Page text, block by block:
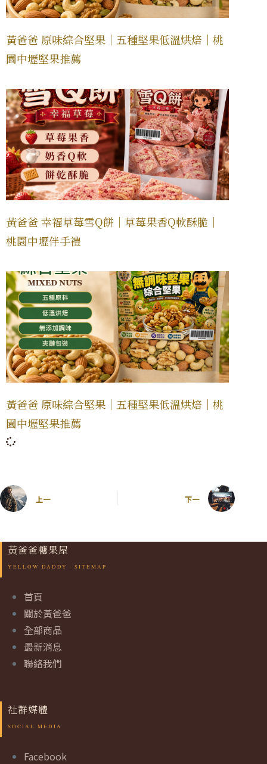
黃爸爸 原味綜合堅果｜五種堅果低溫烘焙｜桃
園中壢堅果推薦
黃爸爸 幸福草莓雪Q餅｜草莓果香Q軟酥脆｜
桃園中壢伴手禮
黃爸爸 原味綜合堅果｜五種堅果低溫烘焙｜桃
園中壢堅果推薦
上一 下一
黃爸爸糖果屋
首頁
關於黃爸爸
全部商品
最新消息
聯絡我們
社群媒體
Facebook